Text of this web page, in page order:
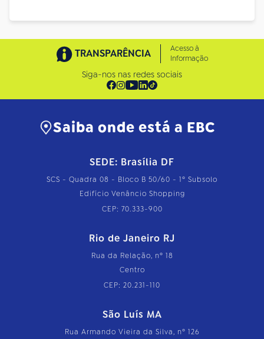
TRANSPARÊNCIA
Acesso à
Informação
Siga-nos nas redes sociais
Saiba onde está a EBC
SEDE: Brasília DF
SCS - Quadra 08 - Bloco B 50/60 - 1º Subsolo
Edifício Venâncio Shopping
CEP: 70.333-900
Rio de Janeiro RJ
Rua da Relação, nº 18
Centro
CEP: 20.231-110
São Luís MA
Rua Armando Vieira da Silva, nº 126